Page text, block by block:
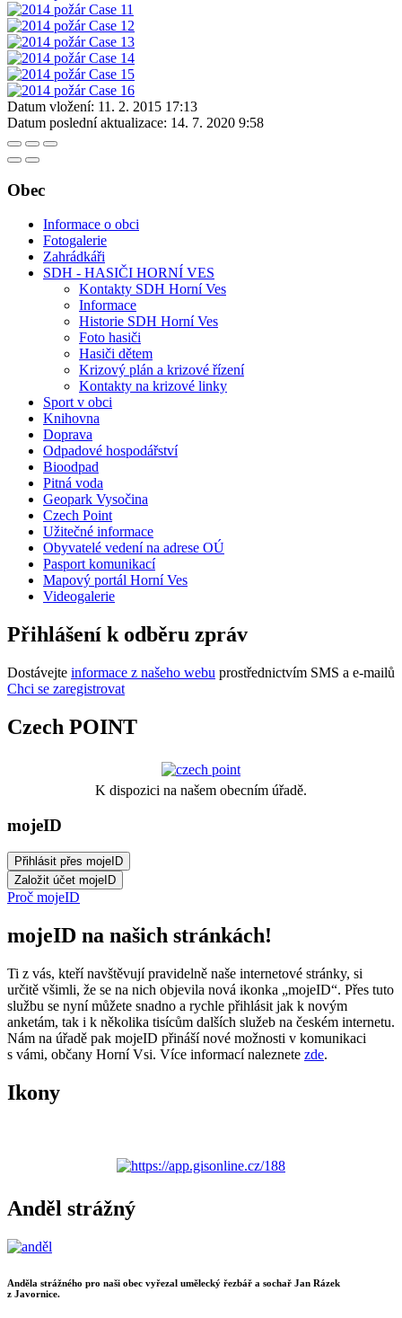
Datum vložení: 11. 2. 2015 17:13
Datum poslední aktualizace: 14. 7. 2020 9:58
Obec
Informace o obci
Fotogalerie
Zahrádkáři
SDH - HASIČI HORNÍ VES
Kontakty SDH Horní Ves
Informace
Historie SDH Horní Ves
Foto hasiči
Hasiči dětem
Krizový plán a krizové řízení
Kontakty na krizové linky
Sport v obci
Knihovna
Doprava
Odpadové hospodářství
Bioodpad
Pitná voda
Geopark Vysočina
Czech Point
Užitečné informace
Obyvatelé vedení na adrese OÚ
Pasport komunikací
Mapový portál Horní Ves
Videogalerie
Přihlášení k odběru zpráv
Dostávejte informace z našeho webu prostřednictvím SMS a e-mailů
Chci se zaregistrovat
Czech POINT
K dispozici na našem obecním úřadě.
mojeID
Proč mojeID
mojeID na našich stránkách!
Ti z vás, kteří navštěvují pravidelně naše internetové stránky, si
určitě všimli, že se na nich objevila nová ikonka „mojeID“. Přes tuto
službu se nyní můžete snadno a rychle přihlásit jak k novým
anketám, tak i k několika tisícům dalších služeb na českém internetu.
Nám na úřadě pak mojeID přináší nové možnosti v komunikaci
s vámi, občany Horní Vsi. Více informací naleznete zde.
Ikony
Anděl strážný
Anděla strážného pro naši obec vyřezal umělecký řezbář a sochař Jan Rázek
z Javornice.